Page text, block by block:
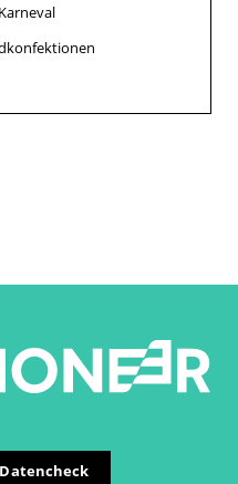
Datencheck